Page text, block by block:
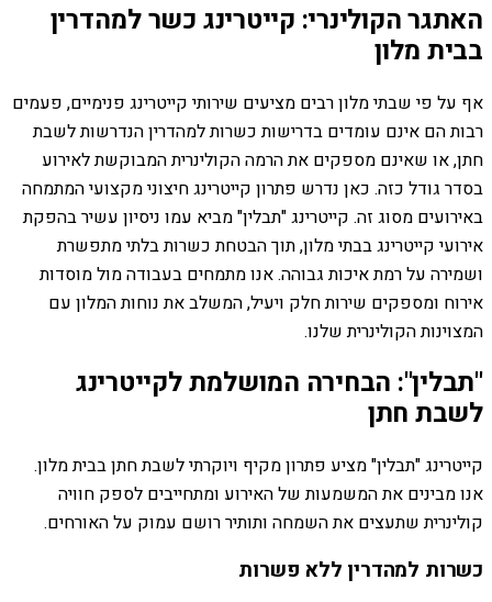
האתגר הקולינרי: קייטרינג כשר למהדרין
בבית מלון
אף על פי שבתי מלון רבים מציעים שירותי קייטרינג פנימיים, פעמים
רבות הם אינם עומדים בדרישות כשרות למהדרין הנדרשות לשבת
חתן, או שאינם מספקים את הרמה הקולינרית המבוקשת לאירוע
בסדר גודל כזה. כאן נדרש פתרון קייטרינג חיצוני מקצועי המתמחה
באירועים מסוג זה. קייטרינג "תבלין" מביא עמו ניסיון עשיר בהפקת
אירועי קייטרינג בבתי מלון, תוך הבטחת כשרות בלתי מתפשרת
ושמירה על רמת איכות גבוהה. אנו מתמחים בעבודה מול מוסדות
אירוח ומספקים שירות חלק ויעיל, המשלב את נוחות המלון עם
המצוינות הקולינרית שלנו.
"תבלין": הבחירה המושלמת לקייטרינג
לשבת חתן
קייטרינג "תבלין" מציע פתרון מקיף ויוקרתי לשבת חתן בבית מלון.
אנו מבינים את המשמעות של האירוע ומתחייבים לספק חוויה
קולינרית שתעצים את השמחה ותותיר רושם עמוק על האורחים.
כשרות למהדרין ללא פשרות